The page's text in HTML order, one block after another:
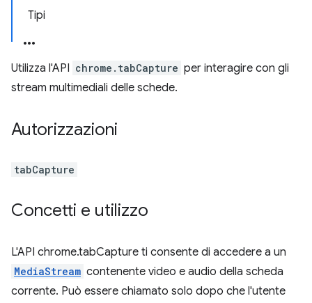
Tipi
Utilizza l'API chrome.tabCapture per interagire con gli
stream multimediali delle schede.
Autorizzazioni
tabCapture
Concetti e utilizzo
L'API chrome.tabCapture ti consente di accedere a un
MediaStream contenente video e audio della scheda
corrente. Può essere chiamato solo dopo che l'utente